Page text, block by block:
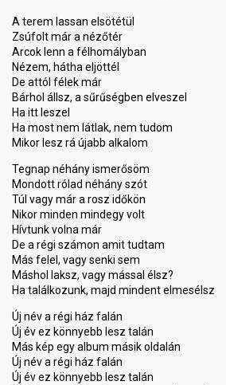
A terem lassan elsötétül
Zsúfolt már a nézőtér
Arcok lenn a félhomályban
Nézem, hátha eljöttél
De attól félek már
Bárhol állsz, a sűrűségben elveszel
Ha itt leszel
Ha most nem látlak, nem tudom
Mikor lesz rá újabb alkalom
Tegnap néhány ismerősöm
Mondott rólad néhány szót
Túl vagy már a rosz időkön
Nikor minden mindegy volt
Hívtunk volna már
De a régi számon amit tudtam
Más felel, vagy senki sem
Máshol laksz, vagy mással élsz?
Ha találkozunk, majd mindent elmesélsz
Új név a régi ház falán
Új év ez könnyebb lesz talán
Más kép egy album másik oldalán
Új név a régi ház falán
Új év ez könnyebb lesz talán